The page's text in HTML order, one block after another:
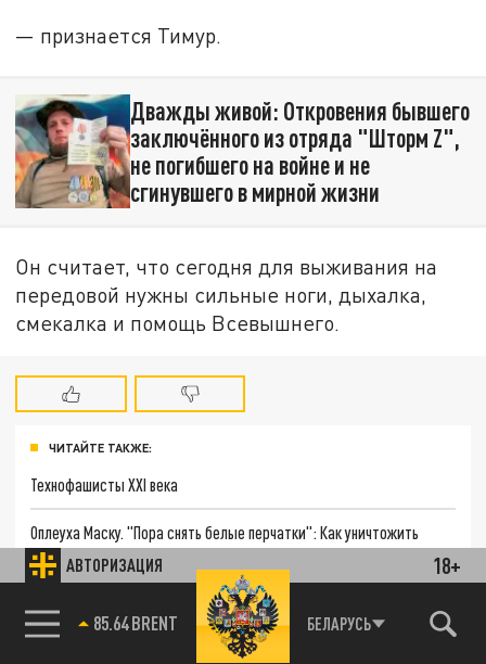
АВТОРИЗАЦИЯ 18+
85.64 BRENT БЕЛАРУСЬ
— признается Тимур.
Дважды живой: Откровения бывшего
заключённого из отряда "Шторм Z",
не погибшего на войне и не
сгинувшего в мирной жизни
Он считает, что сегодня для выживания на
передовой нужны сильные ноги, дыхалка,
смекалка и помощь Всевышнего.
ЧИТАЙТЕ ТАКЖЕ:
Технофашисты XXI века
Оплеуха Маску. "Пора снять белые перчатки": Как уничтожить
Starlink
Даня с Дашей спаслись от боевиков ВСУ. Но беды для малышей не
закончились